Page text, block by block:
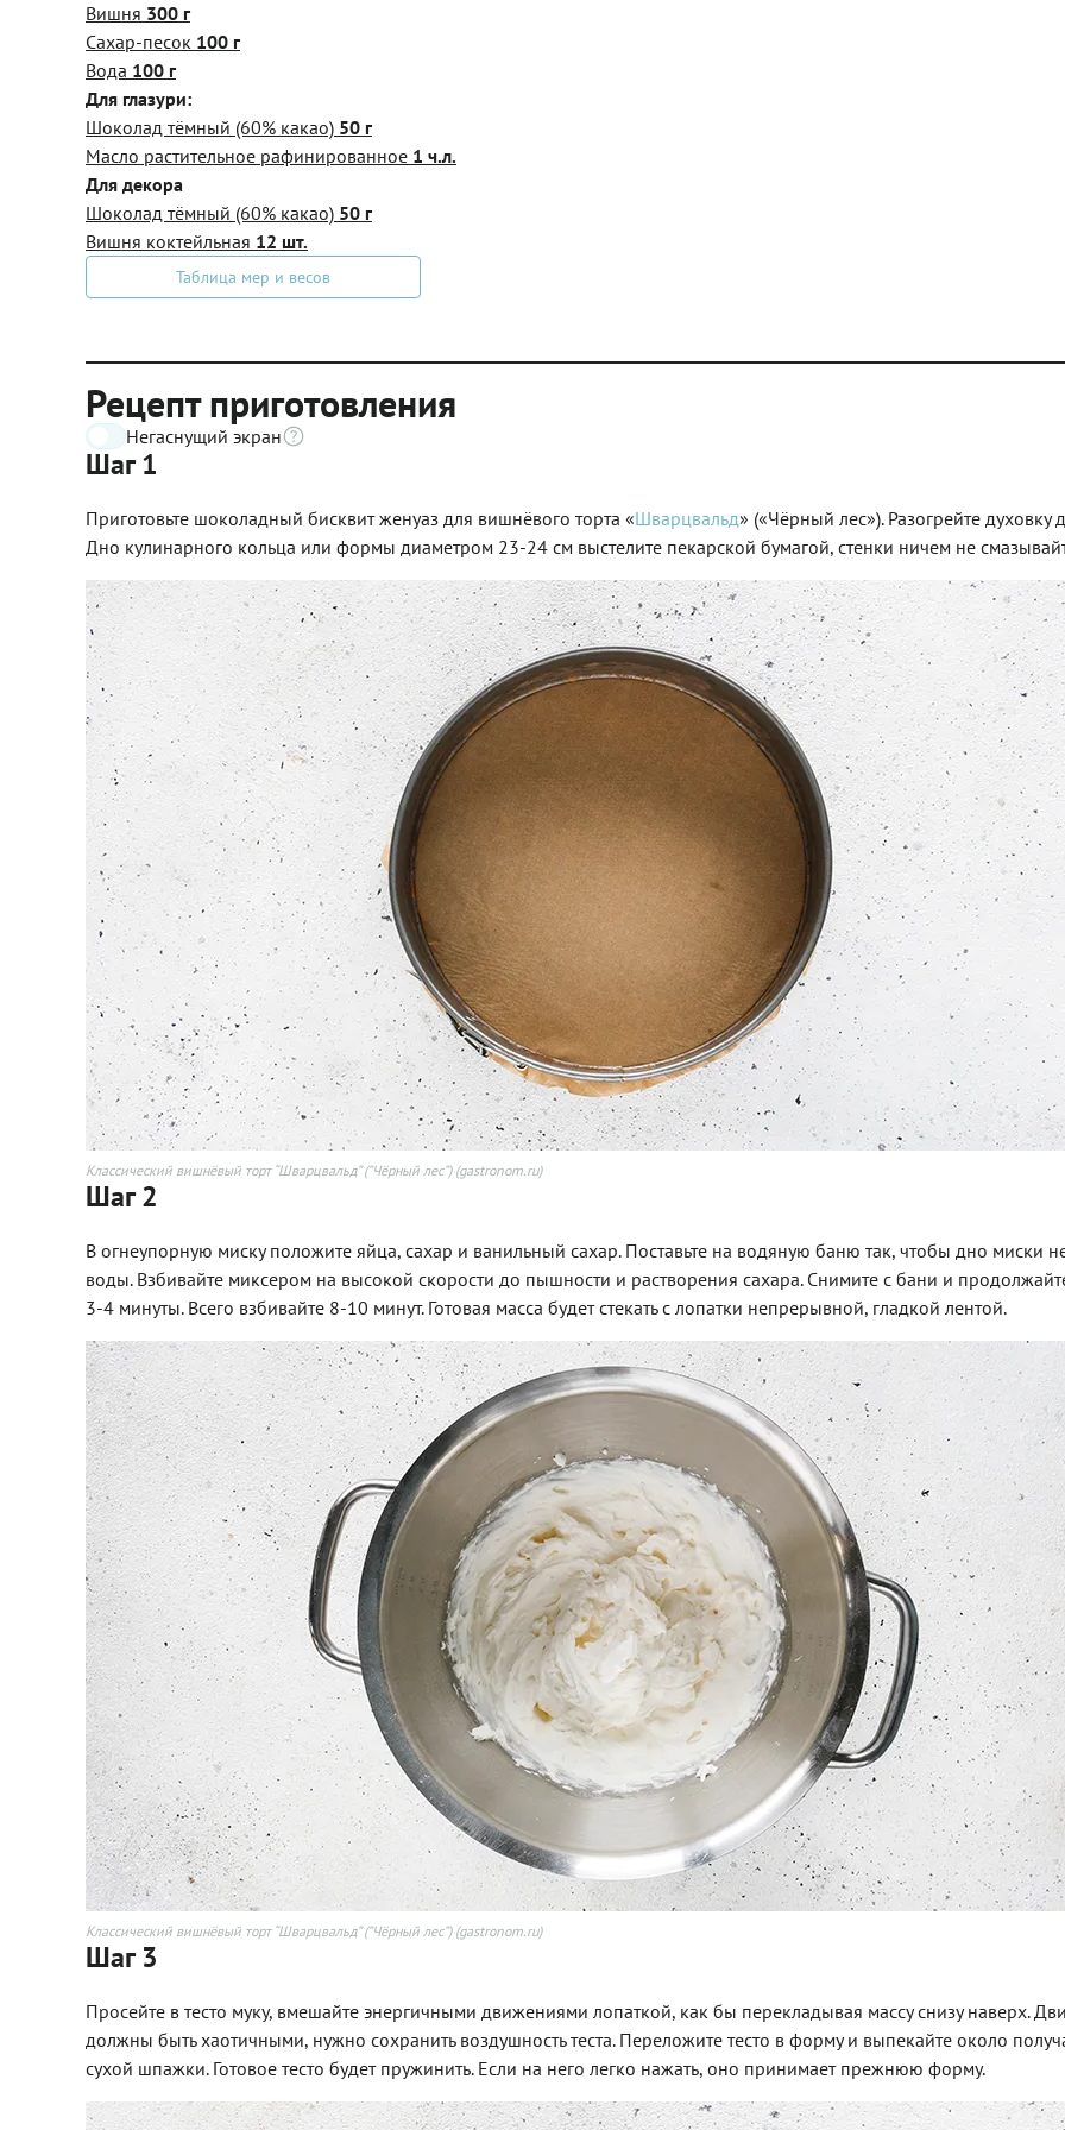
Вишня 300 г
Сахар-песок 100 г
Вода 100 г
Для глазури:
Шоколад тёмный (60% какао) 50 г
Масло растительное рафинированное 1 ч.л.
Для декора
Шоколад тёмный (60% какао) 50 г
Вишня коктейльная 12 шт.
Таблица мер и весов
Рецепт приготовления
Негаснущий экран
Шаг 1
Приготовьте шоколадный бисквит женуаз для вишнёвого торта «Шварцвальд» («Чёрный лес»). Разогрейте духовку
Дно кулинарного кольца или формы диаметром 23-24 см выстелите пекарской бумагой, стенки ничем не
Классический вишнёвый торт “Шварцвальд” (”Чёрный лес”) (gastronom.ru)
Шаг 2
В огнеупорную миску положите яйца, сахар и ванильный сахар. Поставьте на водяную баню так, чтобы дно миски
воды. Взбивайте миксером на высокой скорости до пышности и растворения сахара. Снимите с бани и
3-4 минуты. Всего взбивайте 8-10 минут. Готовая масса будет стекать с лопатки непрерывной, гладкой лентой.
Классический вишнёвый торт “Шварцвальд” (”Чёрный лес”) (gastronom.ru)
Шаг 3
Просейте в тесто муку, вмешайте энергичными движениями лопаткой, как бы перекладывая массу снизу наверх.
должны быть хаотичными, нужно сохранить воздушность теста. Переложите тесто в форму и выпекайте около
сухой шпажки. Готовое тесто будет пружинить. Если на него легко нажать, оно принимает прежнюю форму.